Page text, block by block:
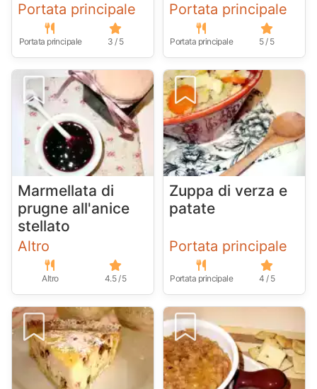
Portata principale
Portata principale 3 / 5
Portata principale
Portata principale 5 / 5
Marmellata di
prugne all'anice
stellato
Altro
Altro 4.5 / 5
Zuppa di verza e
patate
Portata principale
Portata principale 4 / 5